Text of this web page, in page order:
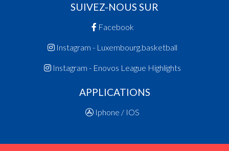
SUIVEZ-NOUS SUR
Facebook
Instagram - Luxembourg.basketball
Instagram - Enovos League Highlights
APPLICATIONS
Iphone / IOS